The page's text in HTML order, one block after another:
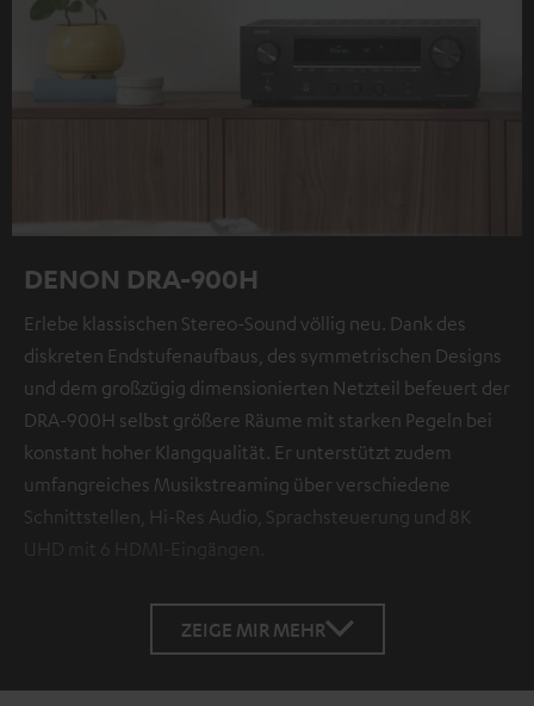
DENON DRA-900H
Erlebe klassischen Stereo-Sound völlig neu. Dank des
diskreten Endstufenaufbaus, des symmetrischen Designs
und dem großzügig dimensionierten Netzteil befeuert der
DRA-900H selbst größere Räume mit starken Pegeln bei
konstant hoher Klangqualität. Er unterstützt zudem
umfangreiches Musikstreaming über verschiedene
Schnittstellen, Hi-Res Audio, Sprachsteuerung und 8K
UHD mit 6 HDMI-Eingängen.
ZEIGE MIR MEHR